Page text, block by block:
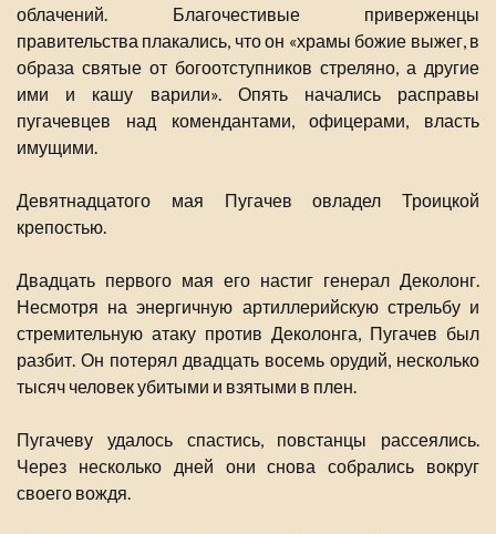
облачений. Благочестивые приверженцы
правительства плакались, что он «храмы божие выжег, в
образа святые от богоотступников стреляно, а другие
ими и кашу варили». Опять начались расправы
пугачевцев над комендантами, офицерами, власть
имущими.
Девятнадцатого мая Пугачев овладел Троицкой
крепостью.
Двадцать первого мая его настиг генерал Деколонг.
Несмотря на энергичную артиллерийскую стрельбу и
стремительную атаку против Деколонга, Пугачев был
разбит. Он потерял двадцать восемь орудий, несколько
тысяч человек убитыми и взятыми в плен.
Пугачеву удалось спастись, повстанцы рассеялись.
Через несколько дней они снова собрались вокруг
своего вождя.